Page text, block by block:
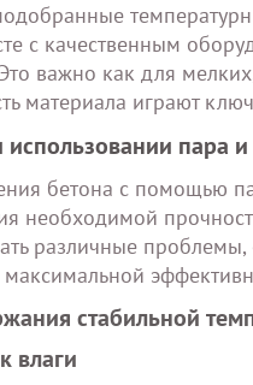
с качественным
важно как для
материала играют
пара и
бетона с помощью
необходимой
различные
стабильной
влаги